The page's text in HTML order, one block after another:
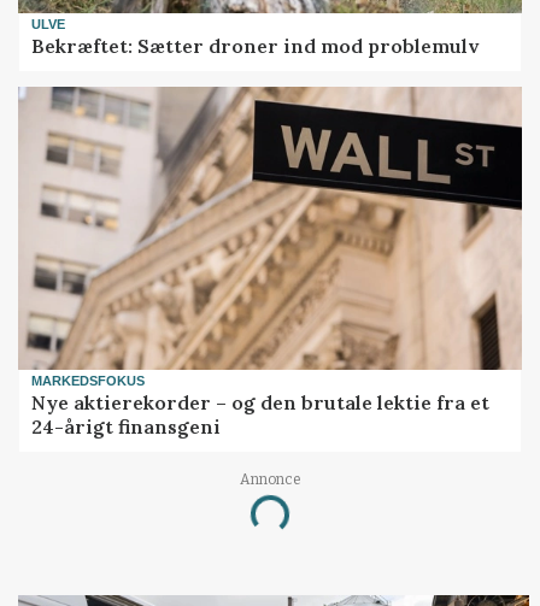
ULVE
Bekræftet: Sætter droner ind mod problemulv
MARKEDSFOKUS
Nye aktierekorder – og den brutale lektie fra et
24-årigt finansgeni
Annonce
Loading...